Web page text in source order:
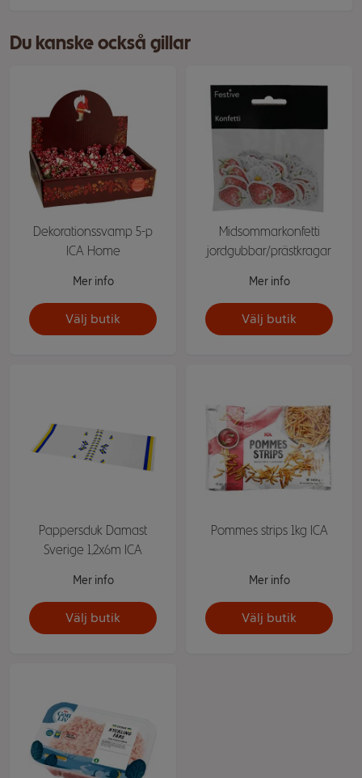
Du kanske också gillar
Dekorationssvamp 5-p
ICA Home
Mer info
Välj butik
Midsommarkonfetti
jordgubbar/prästkragar
Mer info
Välj butik
Pappersduk Damast
Sverige 1,2x6m ICA
Mer info
Välj butik
Pommes strips 1kg ICA
Mer info
Välj butik